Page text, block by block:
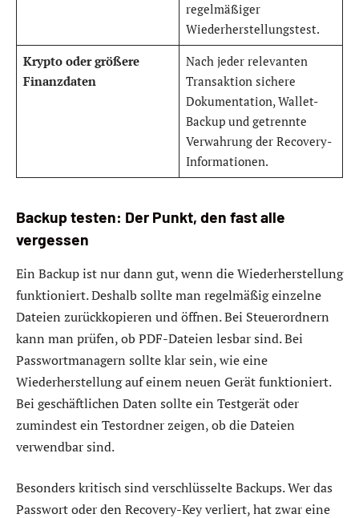
regelmäßiger
Wiederherstellungstest.
Krypto oder größere
Finanzdaten
Nach jeder relevanten
Transaktion sichere
Dokumentation, Wallet-
Backup und getrennte
Verwahrung der Recovery-
Informationen.
Backup testen: Der Punkt, den fast alle
vergessen
Ein Backup ist nur dann gut, wenn die Wiederherstellung
funktioniert. Deshalb sollte man regelmäßig einzelne
Dateien zurückkopieren und öffnen. Bei Steuerordnern
kann man prüfen, ob PDF-Dateien lesbar sind. Bei
Passwortmanagern sollte klar sein, wie eine
Wiederherstellung auf einem neuen Gerät funktioniert.
Bei geschäftlichen Daten sollte ein Testgerät oder
zumindest ein Testordner zeigen, ob die Dateien
verwendbar sind.
Besonders kritisch sind verschlüsselte Backups. Wer das
Passwort oder den Recovery-Key verliert, hat zwar eine